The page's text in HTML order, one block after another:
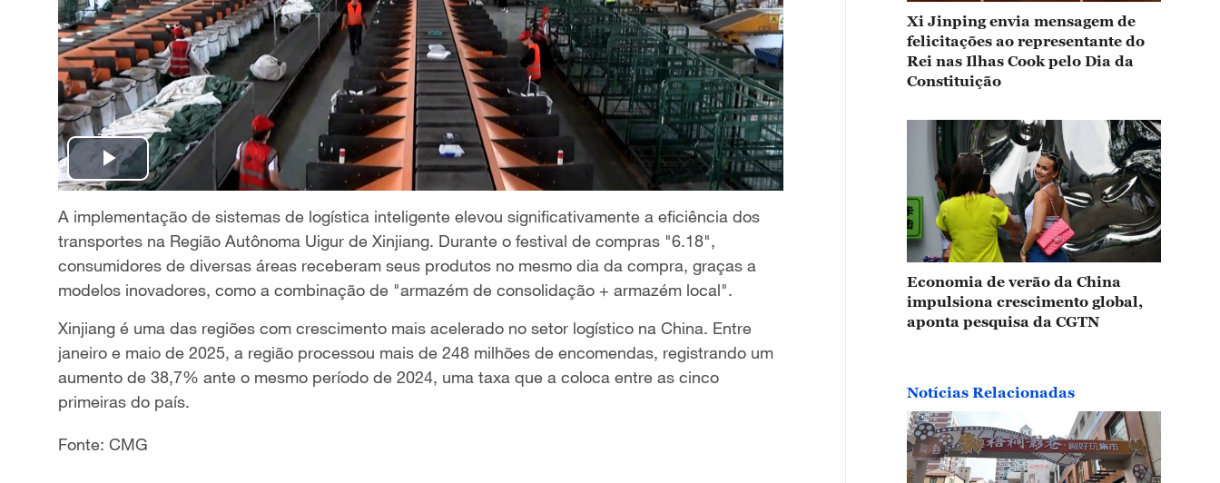
P
l
a
y
V
i
A implementação de sistemas de logística inteligente elevou significativamente a eficiência dos
transportes na Região Autônoma Uigur de Xinjiang. Durante o festival de compras "6.18"​​,
consumidores de diversas áreas receberam seus produtos no mesmo dia da compra, graças a
modelos inovadores, como a combinação de "armazém de consolidação + armazém local"​​.
Xinjiang é uma das regiões com ​crescimento mais acelerado​ no setor logístico na China. Entre
janeiro e maio de 2025, a região processou ​mais de 248 milhões de encomendas, registrando um
aumento de ​38,7%​​ ante o mesmo período de 2024, uma taxa que a coloca entre as cinco
primeiras do país.
Fonte: CMG
Xi Jinping envia mensagem de
felicitações ao representante do
Rei nas Ilhas Cook pelo Dia da
Constituição
Economia de verão da China
impulsiona crescimento global,
aponta pesquisa da CGTN
Notícias Relacionadas